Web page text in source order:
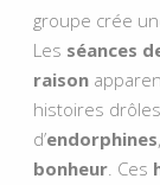
groupe crée
Les séances
raison
histoires
d’endorphines
bonheur. Ces